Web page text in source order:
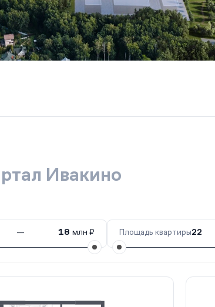
Ивакино
— 18 млн ₽ Площадь квартиры22